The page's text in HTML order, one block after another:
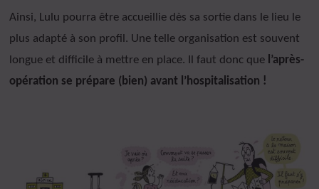
Ainsi, Lulu pourra être accueillie dès sa sortie dans le lieu le
plus adapté à son profil. Une telle organisation est souvent
longue et difficile à mettre en place. Il faut donc que l’après-
opération se prépare (bien) avant l’hospitalisation !